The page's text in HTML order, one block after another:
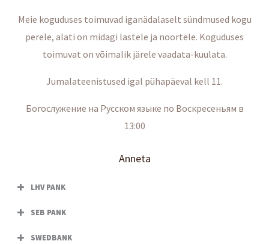
Meie koguduses toimuvad iganädalaselt sündmused kogu
perele, alati on midagi lastele ja noortele. Koguduses
toimuvat on võimalik järele vaadata-kuulata.
Jumalateenistused igal pühapäeval kell 11.
Богослужение на Русском языке по Воскресеньям в
13:00
Anneta
LHV PANK
SEB PANK
SWEDBANK